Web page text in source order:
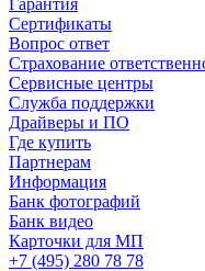
Гарантия
Сертификаты
Вопрос ответ
Страхование
Сервисные центры
Служба поддержки
Драйверы и ПО
Где купить
Партнерам
Информация
Банк фотографий
Банк видео
Карточки для МП
+7 (495) 280 78 78